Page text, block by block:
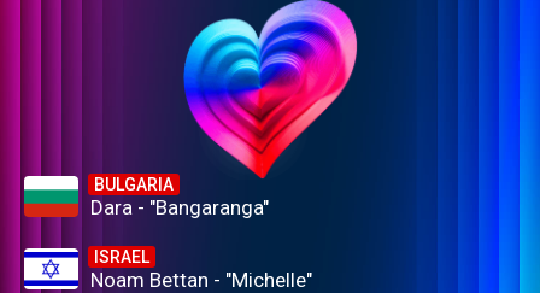
BULGARIA
Dara - "Bangaranga"
ISRAEL
Noam Bettan - "Michelle"